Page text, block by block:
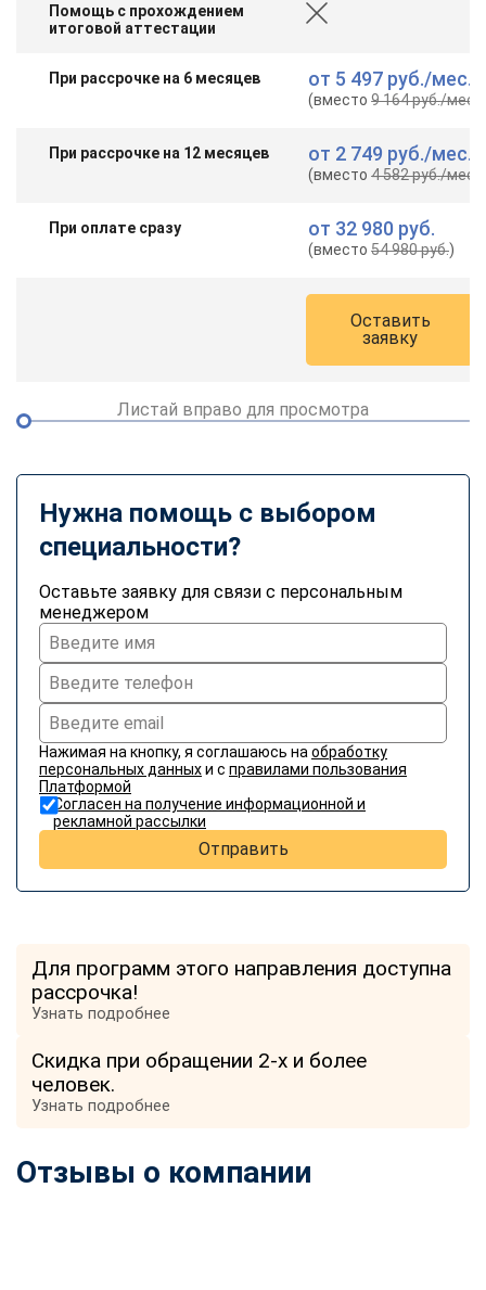
Помощь с прохождением
итоговой аттестации
При рассрочке на 6 месяцев от 5 497 руб./мес.
(вместо9 164 руб./мес.
При рассрочке на 12 месяцев от 2 749 руб./мес.
(вместо4 582 руб./мес.
При оплате сразу от 32 980 руб.
(вместо54 980 руб.)
Оставить
заявку
Листай вправо для просмотра
Нужна помощь с выбором
специальности?
Оставьте заявку для связи с персональным
менеджером
Нажимая на кнопку, я соглашаюсь на обработку
персональных данныхи с правилами пользования
Платформой
Согласен на получение информационной и
рекламной рассылки
Отправить
Для программ этого направления доступна
рассрочка!
Узнать подробнее
Скидка при обращении 2-х и более
человек.
Узнать подробнее
Отзывы о компании